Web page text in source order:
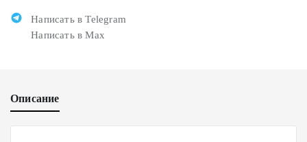
Написать в Telegram
Написать в Max
Описание